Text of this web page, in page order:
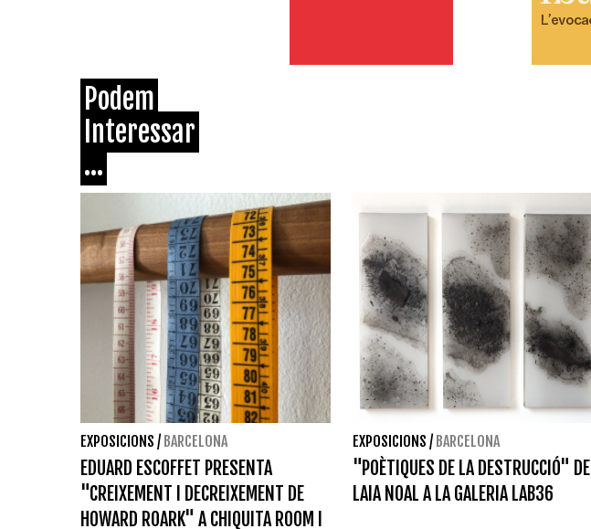
Podem
Interessar
...
EXPOSICIONS / BARCELONA
EDUARD ESCOFFET PRESENTA
"CREIXEMENT I DECREIXEMENT DE
HOWARD ROARK" A CHIQUITA ROOM I
EXPOSICIONS / BARCELONA
"POÈTIQUES DE LA DESTRUCCIÓ" DE
LAIA NOAL A LA GALERIA LAB36